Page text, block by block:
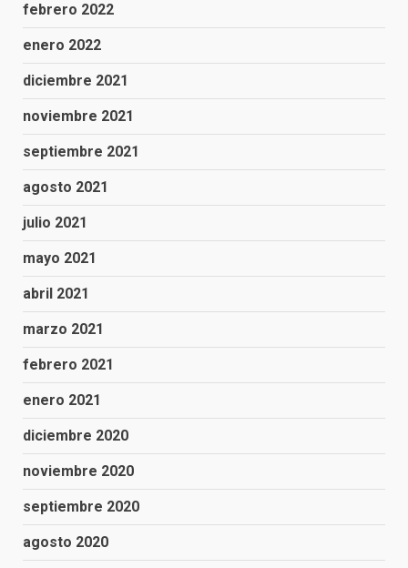
febrero 2022
enero 2022
diciembre 2021
noviembre 2021
septiembre 2021
agosto 2021
julio 2021
mayo 2021
abril 2021
marzo 2021
febrero 2021
enero 2021
diciembre 2020
noviembre 2020
septiembre 2020
agosto 2020